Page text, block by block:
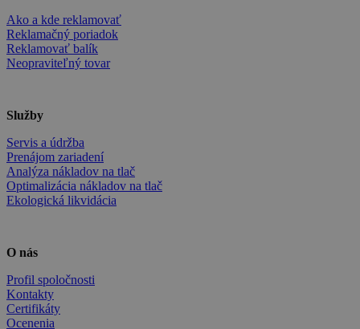
Ako a kde reklamovať
Reklamačný poriadok
Reklamovať balík
Neopraviteľný tovar
Služby
Servis a údržba
Prenájom zariadení
Analýza nákladov na tlač
Optimalizácia nákladov na tlač
Ekologická likvidácia
O nás
Profil spoločnosti
Kontakty
Certifikáty
Ocenenia